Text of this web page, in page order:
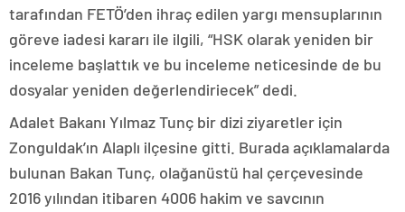
tarafından FETÖ’den ihraç edilen yargı mensuplarının
göreve iadesi kararı ile ilgili, “HSK olarak yeniden bir
inceleme başlattık ve bu inceleme neticesinde de bu
dosyalar yeniden değerlendiriecek” dedi.
Adalet Bakanı Yılmaz Tunç bir dizi ziyaretler için
Zonguldak’ın Alaplı ilçesine gitti. Burada açıklamalarda
bulunan Bakan Tunç, olağanüstü hal çerçevesinde
2016 yılından itibaren 4006 hakim ve savcının